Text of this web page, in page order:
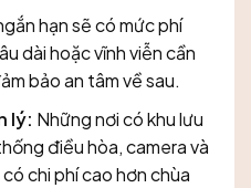
hạn sẽ có mức phí
dài hoặc vĩnh viễn cần
bảo an tâm về sau.
lý: Những nơi có khu lưu
điều hòa, camera và
chi phí cao hơn chùa